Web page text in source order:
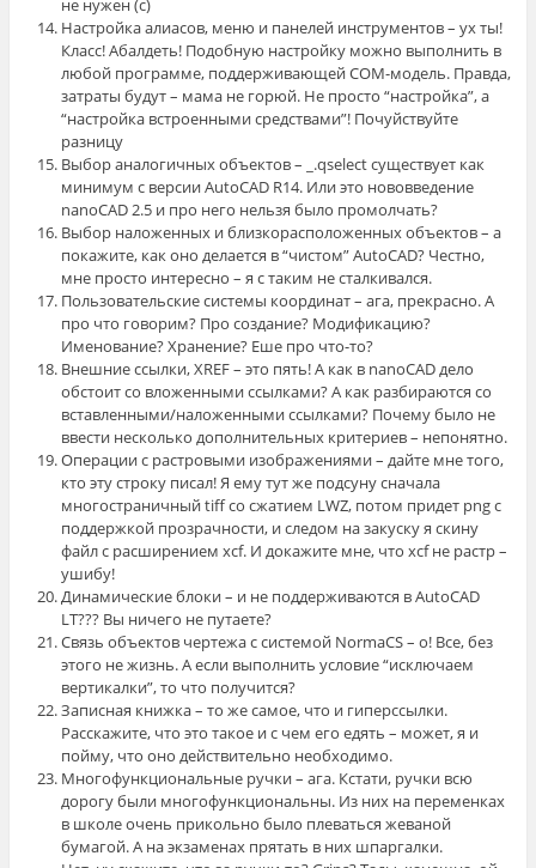
не нужен (с)
Настройка алиасов, меню и панелей инструментов – ух ты!
Класс! Абалдеть! Подобную настройку можно выполнить в
любой программе, поддерживающей СОМ-модель. Правда,
затраты будут – мама не горюй. Не просто “настройка”, а
“настройка встроенными средствами”! Почуйствуйте
разницу
Выбор аналогичных объектов – _.qselect существует как
минимум с версии AutoCAD R14. Или это нововведение
nanoCAD 2.5 и про него нельзя было промолчать?
Выбор наложенных и близкорасположенных объектов – а
покажите, как оно делается в “чистом” AutoCAD? Честно,
мне просто интересно – я с таким не сталкивался.
Пользовательские системы координат – ага, прекрасно. А
про что говорим? Про создание? Модификацию?
Именование? Хранение? Еше про что-то?
Внешние ссылки, XREF – это пять! А как в nanoCAD дело
обстоит со вложенными ссылками? А как разбираются со
вставленными/наложенными ссылками? Почему было не
ввести несколько дополнительных критериев – непонятно.
Операции с растровыми изображениями – дайте мне того,
кто эту строку писал! Я ему тут же подсуну сначала
многостраничный tiff со сжатием LWZ, потом придет png с
поддержкой прозрачности, и следом на закуску я скину
файл с расширением xcf. И докажите мне, что xcf не растр –
ушибу!
Динамические блоки – и не поддерживаются в AutoCAD
LT??? Вы ничего не путаете?
Связь объектов чертежа с системой NormaCS – о! Все, без
этого не жизнь. А если выполнить условие “исключаем
вертикалки”, то что получится?
Записная книжка – то же самое, что и гиперссылки.
Расскажите, что это такое и с чем его едять – может, я и
пойму, что оно действительно необходимо.
Многофункциональные ручки – ага. Кстати, ручки всю
дорогу были многофункциональны. Из них на переменках
в школе очень прикольно было плеваться жеваной
бумагой. А на экзаменах прятать в них шпаргалки.